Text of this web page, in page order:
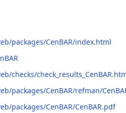
packages/CenBAR/index.html
checks/
packages/CenBAR/refman/
packages/CenBAR/CenBAR.pdf